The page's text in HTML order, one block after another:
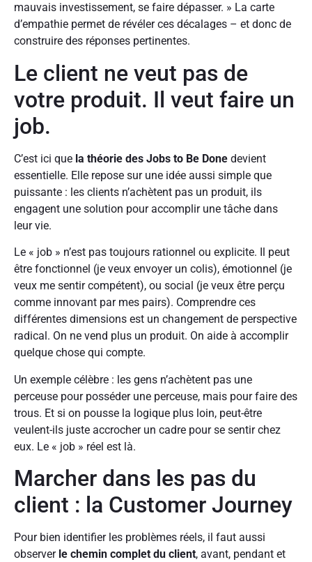
mauvais investissement, se faire dépasser. » La carte
d’empathie permet de révéler ces décalages – et donc de
construire des réponses pertinentes.
Le client ne veut pas de
votre produit. Il veut faire un
job.
C’est ici que la théorie des Jobs to Be Done devient
essentielle. Elle repose sur une idée aussi simple que
puissante : les clients n’achètent pas un produit, ils
engagent une solution pour accomplir une tâche dans
leur vie.
Le « job » n’est pas toujours rationnel ou explicite. Il peut
être fonctionnel (je veux envoyer un colis), émotionnel (je
veux me sentir compétent), ou social (je veux être perçu
comme innovant par mes pairs). Comprendre ces
différentes dimensions est un changement de perspective
radical. On ne vend plus un produit. On aide à accomplir
quelque chose qui compte.
Un exemple célèbre : les gens n’achètent pas une
perceuse pour posséder une perceuse, mais pour faire des
trous. Et si on pousse la logique plus loin, peut-être
veulent-ils juste accrocher un cadre pour se sentir chez
eux. Le « job » réel est là.
Marcher dans les pas du
client : la Customer Journey
Pour bien identifier les problèmes réels, il faut aussi
observer le chemin complet du client, avant, pendant et